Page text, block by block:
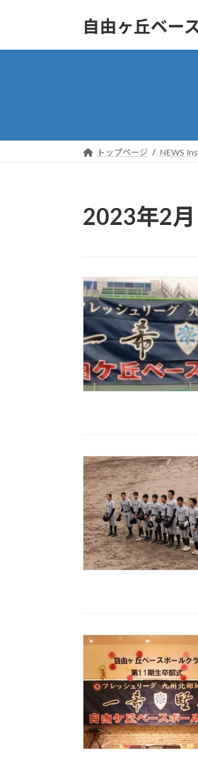
自由ヶ丘ベー
トップページ NEWS
2023年2月